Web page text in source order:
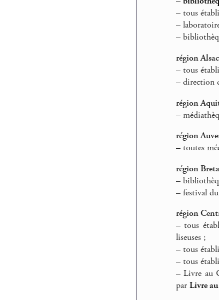
– tous
–
–
région
– tous
– direction
région
–
région
– toutes
région
–
– festival
région
– tous
liseuses ;
– tous
– tous
– Livre au
par Livre